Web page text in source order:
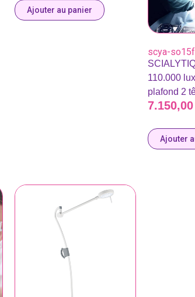
Ajouter au panier
scya-
110.000
plafond 2
7.150,00
Ajouter